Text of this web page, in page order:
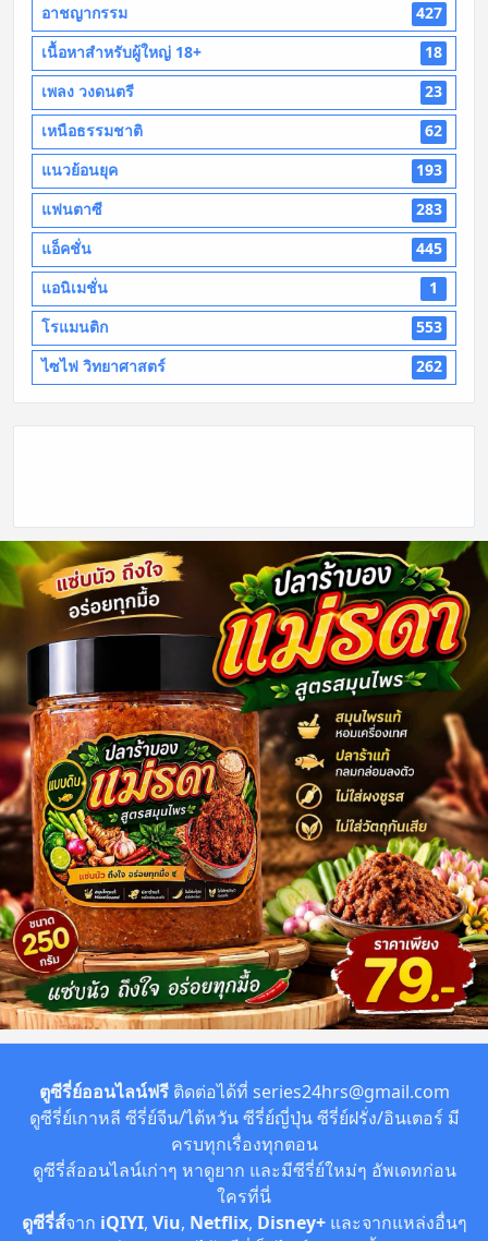
อาชญากรรม
427
เนื้อหาสำหรับผู้ใหญ่ 18+
18
เพลง วงดนตรี
23
เหนือธรรมชาติ
62
แนวย้อนยุค
193
แฟนตาซี
283
แอ็คชั่น
445
แอนิเมชั่น
1
โรแมนติก
553
ไซไฟ วิทยาศาสตร์
262
ตูซีรี่ย์ออนไลน์ฟรีติดต่อได้ที่ series24hrs@gmail.com
ดูซีรี่ย์เกาหลี ซีรี่ย์จีน/ไต้หวัน ซีรี่ย์ญี่ปุ่น ซีรี่ย์ฝรั่ง/อินเตอร์ มี
ครบทุกเรื่องทุกตอน
ดูซีรี่ส์ออนไลน์เก่าๆ หาดูยาก และมีซีรี่ย์ใหม่ๆ อัพเดทก่อน
ใครที่นี่
ดูซีรี่ส์จาก iQIYI, Viu, Netflix, Disney+ และจากแหล่งอื่นๆ